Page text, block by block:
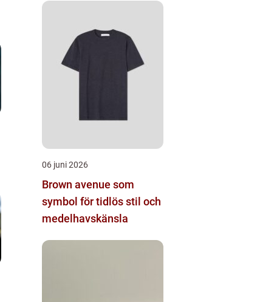
06 juni 2026
Brown avenue som
symbol för tidlös stil och
medelhavskänsla